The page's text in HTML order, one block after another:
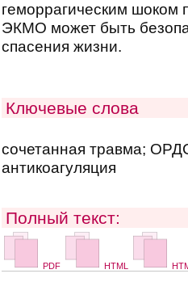
геморрагическим
ЭКМО может быть
спасения жизни.
Ключевые слова
сочетанная травма;
антикоагуляция
Полный текст:
PDF HTML